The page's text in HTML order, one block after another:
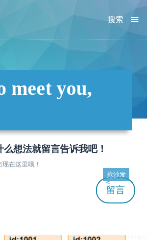
≡
搜索
meet you,
想法就留言告诉我吧！
在这里哦！
留言
抢沙发